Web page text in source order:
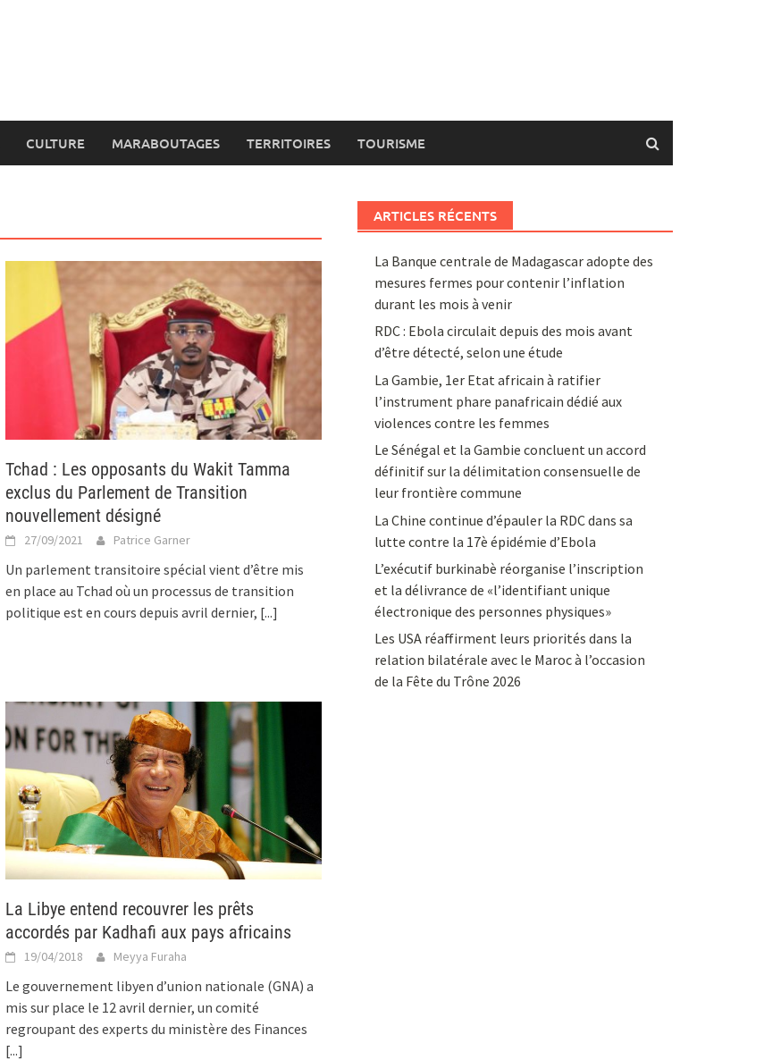
CULTURE MARABOUTAGES TERRITOIRES TOURISME
Tchad : Les opposants du Wakit Tamma
exclus du Parlement de Transition
nouvellement désigné
27/09/2021 Patrice Garner
Un parlement transitoire spécial vient d’être mis
en place au Tchad où un processus de transition
politique est en cours depuis avril dernier, [...]
La Libye entend recouvrer les prêts
accordés par Kadhafi aux pays africains
19/04/2018 Meyya Furaha
Le gouvernement libyen d’union nationale (GNA) a
mis sur place le 12 avril dernier, un comité
regroupant des experts du ministère des Finances
[...]
ARTICLES RÉCENTS
La Banque centrale de Madagascar adopte des
mesures fermes pour contenir l’inflation
durant les mois à venir
RDC : Ebola circulait depuis des mois avant
d’être détecté, selon une étude
La Gambie, 1er Etat africain à ratifier
l’instrument phare panafricain dédié aux
violences contre les femmes
Le Sénégal et la Gambie concluent un accord
définitif sur la délimitation consensuelle de
leur frontière commune
La Chine continue d’épauler la RDC dans sa
lutte contre la 17è épidémie d’Ebola
L’exécutif burkinabè réorganise l’inscription
et la délivrance de «l’identifiant unique
électronique des personnes physiques»
Les USA réaffirment leurs priorités dans la
relation bilatérale avec le Maroc à l’occasion
de la Fête du Trône 2026